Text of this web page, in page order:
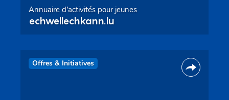
Annuaire d’activités pour jeunes
echwellechkann.lu
Offres & Initiatives